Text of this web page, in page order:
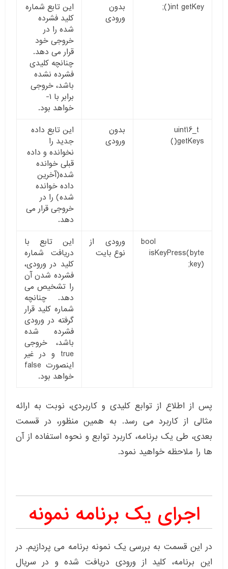
int getKey();
بدون
ورودی
این تابع شماره
کلید فشرده
شده را در
خروجی خود
قرار می دهد.
چنانچه کلیدی
فشرده نشده
باشد، خروجی
برابر با ۱-
خواهد بود.
uint16_t
getKeys
()
بدون
ورودی
این تابع داده
جدید را
نخوانده و داده
قبلی خوانده
شده(آخرین
داده خوانده
شده) را در
خروجی قرار می
دهد.
bool
isKeyPress(byte
key);
ورودی از
نوع بایت
این تابع با
دریافت شماره
کلید در ورودی،
فشرده شدن آن
را تشخیص می
دهد. چنانچه
شماره کلید قرار
گرفته در ورودی
فشرده شده
باشد، خروجی
true و در غیر
اینصورت false
خواهد بود.
پس از اطلاع از توابع کلیدی و کاربردی، نوبت به ارائه
مثالی از کاربرد می رسد. به همین منظور، در قسمت
بعدی، طی یک برنامه، کاربرد توابع و نحوه استفاده از آن
ها را ملاحظه خواهید نمود.
اجرای یک برنامه نمونه
در این قسمت به بررسی یک نمونه برنامه می پردازیم. در
این برنامه، کلید از ورودی دریافت شده و در سریال